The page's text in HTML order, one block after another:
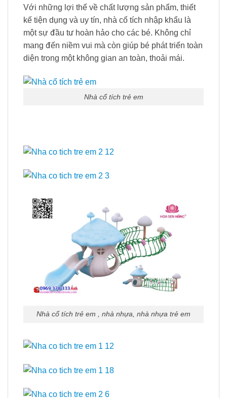
Với những lợi thế về chất lượng sản phẩm, thiết
kế tiện dụng và uy tín, nhà cổ tích nhập khẩu là
một sự đầu tư hoàn hảo cho các bé. Không chỉ
mang đến niềm vui mà còn giúp bé phát triển toàn
diện trong một không gian an toàn, thoải mái.
Nhà cổ tích trẻ em
Nhà cổ tích trẻ em , nhà nhựa, nhà nhựa trẻ em